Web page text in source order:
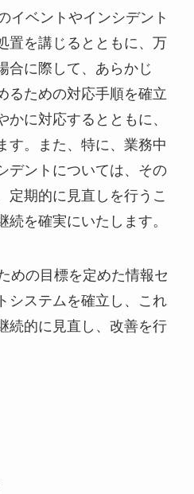
イベントやインシデント
置を講じるとともに、万
合に際して、あらかじ
るための対応手順を確立
かに対応するとともに、
す。また、特に、業務中
デントについては、その
定期的に見直しを行うこ
続を確実にいたします。
めの目標を定めた情報セ
システムを確立し、これ
続的に見直し、改善を行